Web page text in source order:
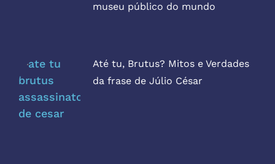
museu público do mundo
Até tu, Brutus? Mitos e Verdades
da frase de Júlio César